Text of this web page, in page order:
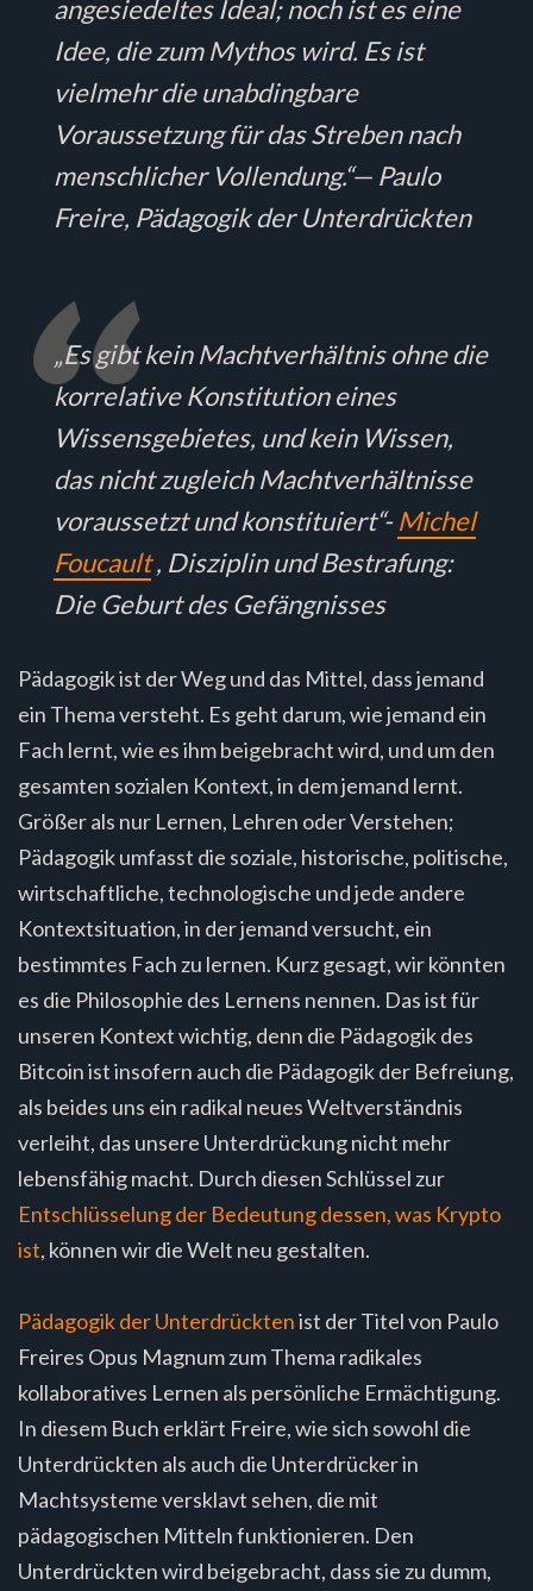
angesiedeltes Ideal; noch ist es eine
Idee, die zum Mythos wird. Es ist
vielmehr die unabdingbare
Voraussetzung für das Streben nach
menschlicher Vollendung.“— Paulo
Freire, Pädagogik der Unterdrückten
„Es gibt kein Machtverhältnis ohne die
korrelative Konstitution eines
Wissensgebietes, und kein Wissen,
das nicht zugleich Machtverhältnisse
voraussetzt und konstituiert“-Michel
Foucault, Disziplin und Bestrafung:
Die Geburt des Gefängnisses
Pädagogik ist der Weg und das Mittel, dass jemand
ein Thema versteht. Es geht darum, wie jemand ein
Fach lernt, wie es ihm beigebracht wird, und um den
gesamten sozialen Kontext, in dem jemand lernt.
Größer als nur Lernen, Lehren oder Verstehen;
Pädagogik umfasst die soziale, historische, politische,
wirtschaftliche, technologische und jede andere
Kontextsituation, in der jemand versucht, ein
bestimmtes Fach zu lernen. Kurz gesagt, wir könnten
es die Philosophie des Lernens nennen. Das ist für
unseren Kontext wichtig, denn die Pädagogik des
Bitcoin ist insofern auch die Pädagogik der Befreiung,
als beides uns ein radikal neues Weltverständnis
verleiht, das unsere Unterdrückung nicht mehr
lebensfähig macht. Durch diesen Schlüssel zur
Entschlüsselung der Bedeutung dessen, was Krypto
ist, können wir die Welt neu gestalten.
Pädagogik der Unterdrücktenist der Titel von Paulo
Freires Opus Magnum zum Thema radikales
kollaboratives Lernen als persönliche Ermächtigung.
In diesem Buch erklärt Freire, wie sich sowohl die
Unterdrückten als auch die Unterdrücker in
Machtsysteme versklavt sehen, die mit
pädagogischen Mitteln funktionieren. Den
Unterdrückten wird beigebracht, dass sie zu dumm,